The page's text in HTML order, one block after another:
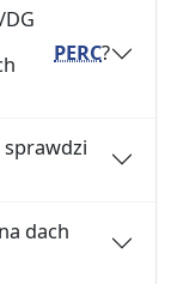
PERC?
sprawdzi
dach